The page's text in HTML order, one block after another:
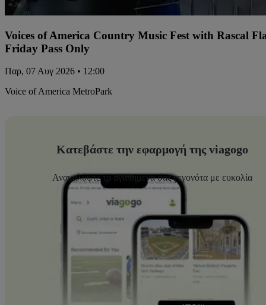
Voices of America Country Music Fest with Rascal
Friday Pass Only
Παρ, 07 Αυγ 2026 • 12:00
Voice of America MetroPark
Κατεβάστε την εφαρμογή της viagogo
Ανακαλύψτε τα αγαπημένα σας γεγονότα με ευκολία